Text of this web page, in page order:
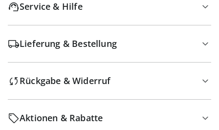
Service & Hilfe
Lieferung & Bestellung
Rückgabe & Widerruf
Aktionen & Rabatte